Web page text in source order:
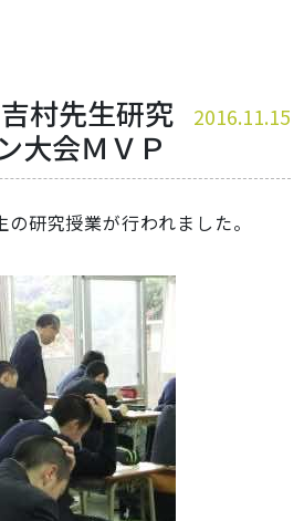
村先生研究
大会ＭＶＰ
2016.11.15
研究授業が行われました。